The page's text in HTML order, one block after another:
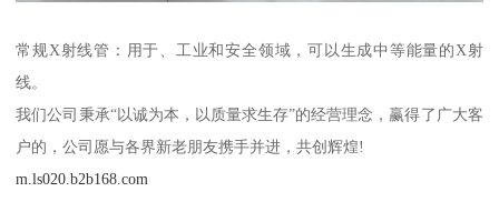
常规X射线管：用于、工业和安全领域，可以生成中等能量的X射
线。
我们公司秉承“以诚为本，以质量求生存”的经营理念，赢得了广大客
户的，公司愿与各界新老朋友携手并进，共创辉煌!
m.ls020.b2b168.com